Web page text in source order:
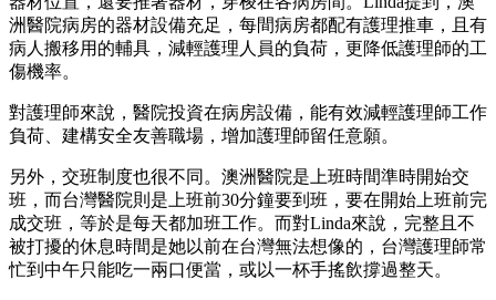
洲醫院病房的器材設備充足，每間病房都配有護理推車，且有
病人搬移用的輔具，減輕護理人員的負荷，更降低護理師的工
傷機率。
對護理師來說，醫院投資在病房設備，能有效減輕護理師工作
負荷、建構安全友善職場，增加護理師留任意願。
另外，交班制度也很不同。澳洲醫院是上班時間準時開始交
班，而台灣醫院則是上班前30分鐘要到班，要在開始上班前完
成交班，等於是每天都加班工作。而對Linda來說，完整且不
被打擾的休息時間是她以前在台灣無法想像的，台灣護理師常
忙到中午只能吃一兩口便當，或以一杯手搖飲撐過整天。